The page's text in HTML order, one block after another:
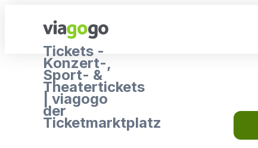
Tickets -
Konzert-,
Sport- &
Theatertickets
| viagogo
der
Ticketmarktplatz